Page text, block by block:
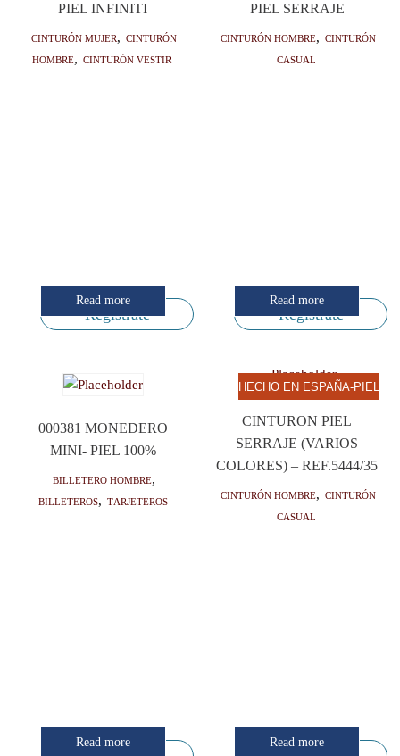
PIEL INFINITI
Cinturón mujer, Cinturón
hombre, Cinturón vestir
Regístrate
Read more
PIEL SERRAJE
Cinturón hombre, Cinturón
casual
Regístrate
Read more
000381 MONEDERO
MINI- PIEL 100%
Billetero hombre,
Billeteros, Tarjeteros
Read more
HECHO EN ESPAÑA-PIEL
CINTURON PIEL
SERRAJE (VARIOS
COLORES) – REF.5444/35
Cinturón hombre, Cinturón
casual
Read more